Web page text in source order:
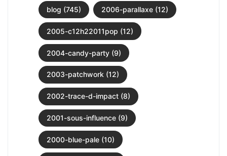
blog (745) 2006-parallaxe (12)
2005-c12h22011pop (12)
2004-candy-party (9)
2003-patchwork (12)
2002-trace-d-impact (8)
2001-sous-influence (9)
2000-blue-pale (10)